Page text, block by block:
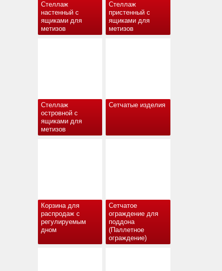
Стеллаж
настенный с
ящиками для
метизов
Стеллаж
пристенный с
ящиками для
метизов
Стеллаж
островной с
ящиками для
метизов
Сетчатые изделия
Корзина для
распродаж с
регулируемым
дном
Сетчатое
ограждение для
поддона
(Паллетное
ограждение)